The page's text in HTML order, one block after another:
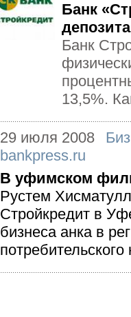
Банк
Банк
13,5%.
29 июля 2008
bankpress.ru
В уфимском
Рустем
Стройкредит в
бизнеса анка в